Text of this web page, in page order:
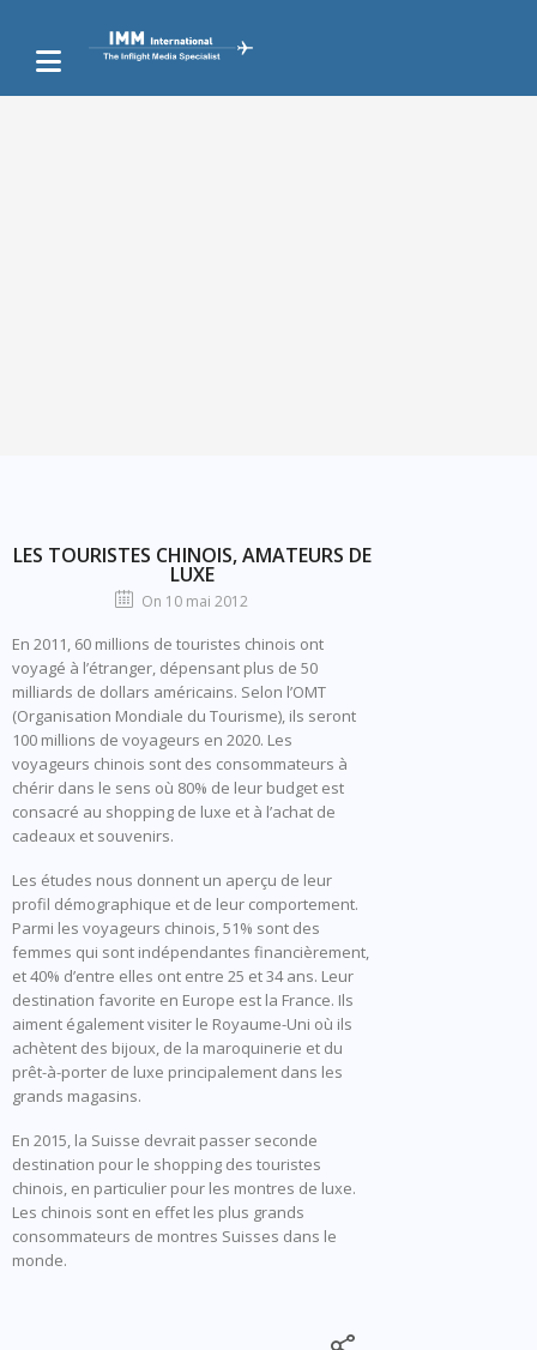
LES TOURISTES CHINOIS, AMATEURS DE
LUXE
On 10 mai 2012
En 2011, 60 millions de touristes chinois ont
voyagé à l’étranger, dépensant plus de 50
milliards de dollars américains. Selon l’OMT
(Organisation Mondiale du Tourisme), ils seront
100 millions de voyageurs en 2020. Les
voyageurs chinois sont des consommateurs à
chérir dans le sens où 80% de leur budget est
consacré au shopping de luxe et à l’achat de
cadeaux et souvenirs.
Les études nous donnent un aperçu de leur
profil démographique et de leur comportement.
Parmi les voyageurs chinois, 51% sont des
femmes qui sont indépendantes financièrement,
et 40% d’entre elles ont entre 25 et 34 ans. Leur
destination favorite en Europe est la France. Ils
aiment également visiter le Royaume-Uni où ils
achètent des bijoux, de la maroquinerie et du
prêt-à-porter de luxe principalement dans les
grands magasins.
En 2015, la Suisse devrait passer seconde
destination pour le shopping des touristes
chinois, en particulier pour les montres de luxe.
Les chinois sont en effet les plus grands
consommateurs de montres Suisses dans le
monde.